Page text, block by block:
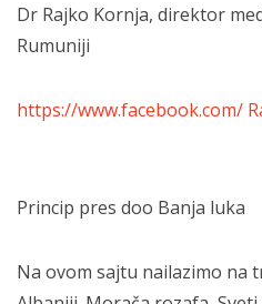
Dr Rajko Kornja, direktor
Rumuniji
https://www.facebook.com/
Princip pres doo Banja luka
Na ovom sajtu nailazimo na